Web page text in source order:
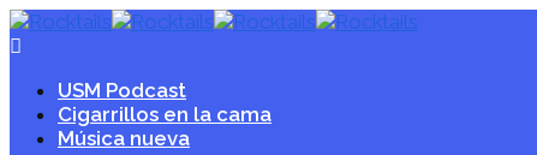
USM Podcast
Cigarrillos en la cama
Música nueva